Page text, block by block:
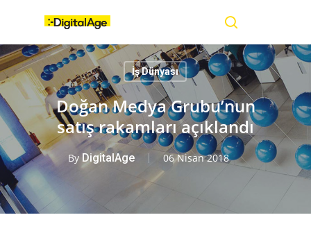
content
İş Dünyası
Doğan Medya Grubu’nun
satış rakamları açıklandı
By DigitalAge 06 Nisan 2018